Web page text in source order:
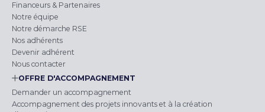
Financeurs & Partenaires
Notre équipe
Notre démarche RSE
Nos adhérents
Devenir adhérent
Nous contacter
OFFRE D'ACCOMPAGNEMENT
Demander un accompagnement
Accompagnement des projets innovants et à la création